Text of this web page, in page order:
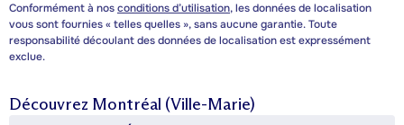
Conformément à nosconditions d’utilisation, les données de localisation
vous sont fournies « telles quelles », sans aucune garantie. Toute
responsabilité découlant des données de localisation est expressément
exclue.
Découvrez Montréal (Ville-Marie)